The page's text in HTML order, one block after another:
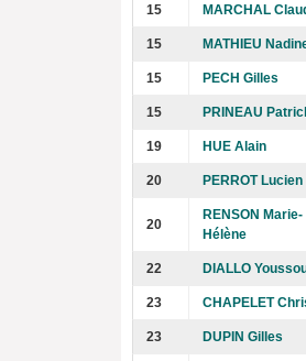
15 MARCHAL
15 MATHIEU
15 PECH Gilles
15 PRINEAU
19 HUE Alain
20 PERROT Lucien
20
RENSON Marie-
Hélène
22 DIALLO
23 CHAPELET
23 DUPIN Gilles